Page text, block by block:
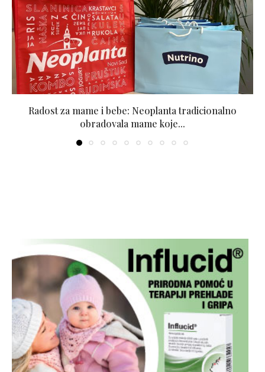
Radost za mame i bebe: Neoplanta tradicionalno
obradovala mame koje...